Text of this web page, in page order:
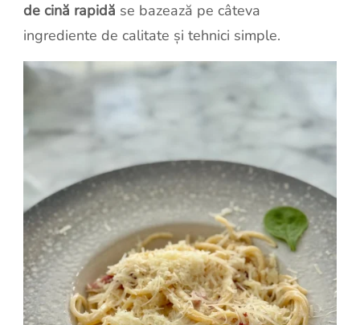
de cină rapidă se bazează pe câteva
ingrediente de calitate și tehnici simple.